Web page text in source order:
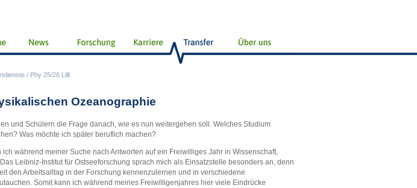
/ Phy 25/26 Lilli
Ozeanographie
und Schülern die Frage danach, wie es nun weitergehen soll. Welches Studium
Was möchte ich später beruflich machen?
während meiner Suche nach Antworten auf ein Freiwilliges Jahr in Wissenschaft,
Leibniz-Institut für Ostseeforschung sprach mich als Einsatzstelle besonders an, denn
den Arbeitsalltag in der Forschung kennenzulernen und in verschiedene
Somit kann ich während meines Freiwilligenjahres hier viele Eindrücke